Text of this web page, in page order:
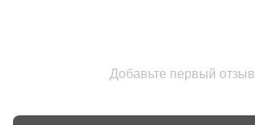
Добавьте первый отзыв